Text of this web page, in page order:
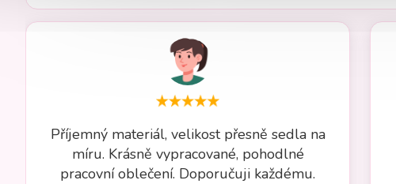
Příjemný materiál, velikost přesně sedla na
míru. Krásně vypracované, pohodlné
pracovní oblečení. Doporučuji každému.